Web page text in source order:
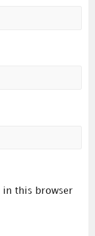
in this browser